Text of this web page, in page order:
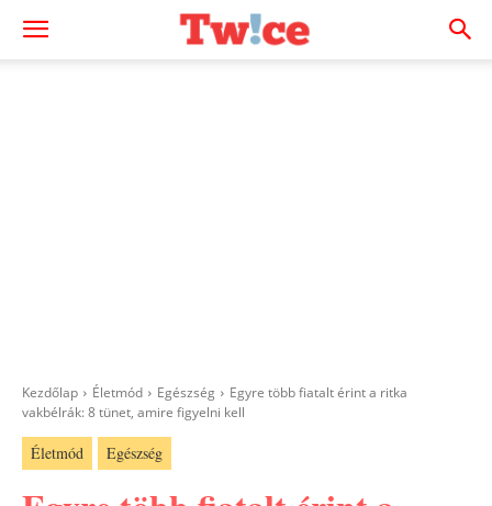
Kezdőlap Életmód Egészség
Egyre több fiatalt érint a ritka
vakbélrák: 8 tünet, amire figyelni kell
Életmód Egészség